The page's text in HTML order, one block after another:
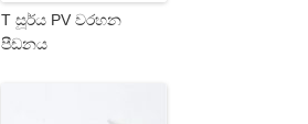
T සූර්ය PV වරහන
පීඩනය